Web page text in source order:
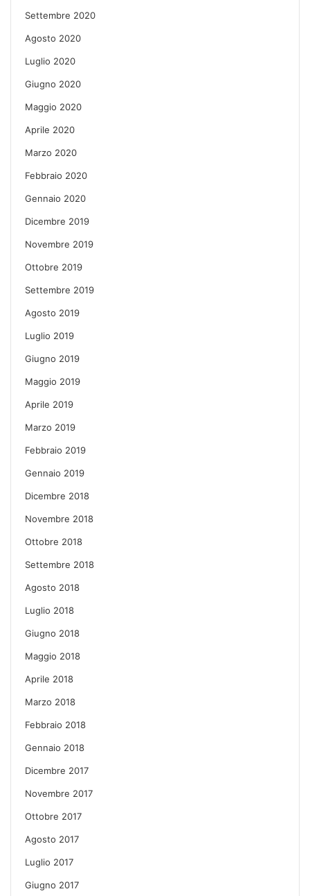
Settembre 2020
Agosto 2020
Luglio 2020
Giugno 2020
Maggio 2020
Aprile 2020
Marzo 2020
Febbraio 2020
Gennaio 2020
Dicembre 2019
Novembre 2019
Ottobre 2019
Settembre 2019
Agosto 2019
Luglio 2019
Giugno 2019
Maggio 2019
Aprile 2019
Marzo 2019
Febbraio 2019
Gennaio 2019
Dicembre 2018
Novembre 2018
Ottobre 2018
Settembre 2018
Agosto 2018
Luglio 2018
Giugno 2018
Maggio 2018
Aprile 2018
Marzo 2018
Febbraio 2018
Gennaio 2018
Dicembre 2017
Novembre 2017
Ottobre 2017
Agosto 2017
Luglio 2017
Giugno 2017